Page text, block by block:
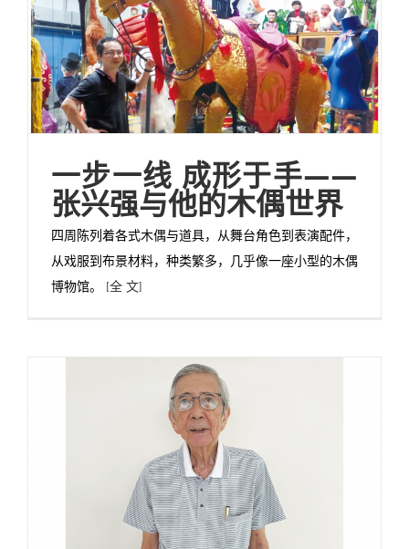
一步一线 成形于手——
张兴强与他的木偶世界
四周陈列着各式木偶与道具，从舞台角色到表演配件，
从戏服到布景材料，种类繁多，几乎像一座小型的木偶
博物馆。 [全 文]